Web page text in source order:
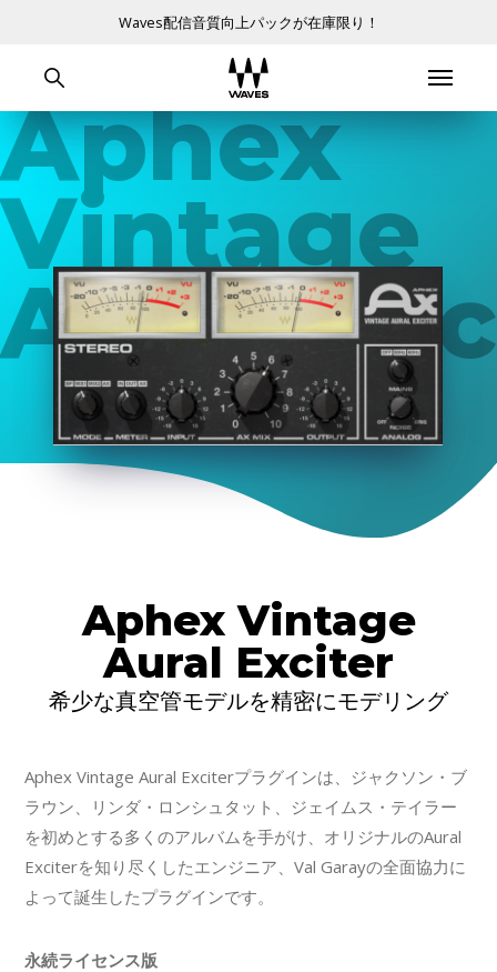
Waves配信音質向上パックが在庫限り！
Aphex
Vintage
Aural
Aphex Vintage
Aural Exciter
希少な真空管モデルを精密にモデリング
Aphex Vintage Aural Exciterプラグインは、ジャクソン・ブ
ラウン、リンダ・ロンシュタット、ジェイムス・テイラー
を初めとする多くのアルバムを手がけ、オリジナルのAural
Exciterを知り尽くしたエンジニア、Val Garayの全面協力に
よって誕生したプラグインです。
永続ライセンス版